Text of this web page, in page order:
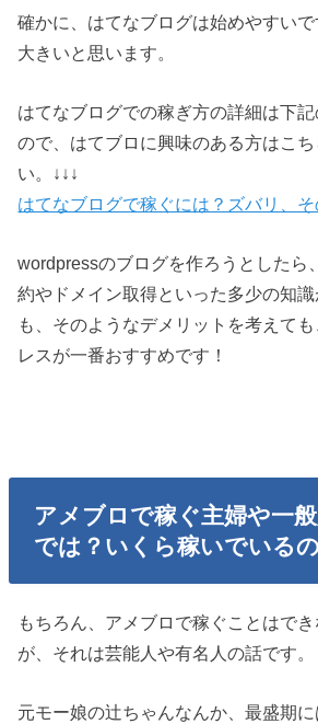
確かに、はてなブログは始めやすい
大きいと思います。
はてなブログでの稼ぎ方の詳細は下
ので、はてブロに興味のある方はこ
い。↓↓↓
はてなブログで稼ぐには？ズバリ、そ
wordpressのブログを作ろうとしたら
約やドメイン取得といった多少の知
も、そのようなデメリットを考えて
レスが一番おすすめです！
アメブロで稼ぐ主婦や一
では？いくら稼いでいる
もちろん、アメブロで稼ぐことはで
が、それは芸能人や有名人の話です。
元モー娘の辻ちゃんなんか、最盛期